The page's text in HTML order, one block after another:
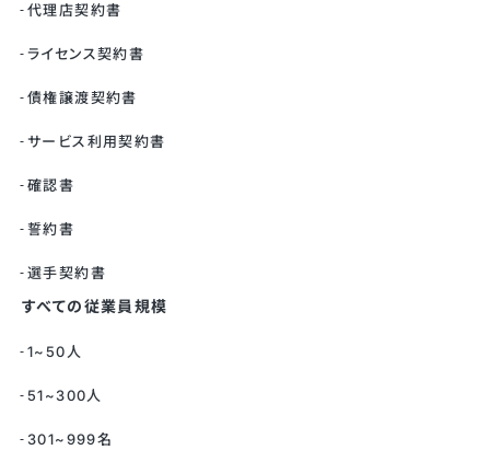
代理店契約書
ライセンス契約書
債権譲渡契約書
サービス利用契約書
確認書
誓約書
選手契約書
すべての従業員規模
1~50人
51~300人
301~999名